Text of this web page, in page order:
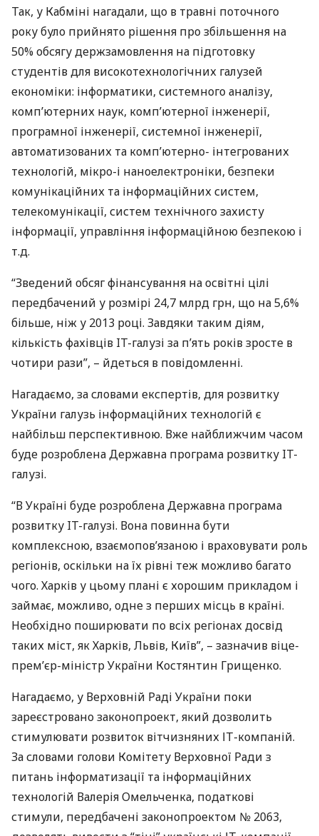
Так, у Кабміні нагадали, що в травні поточного
року було прийнято рішення про збільшення на
50% обсягу держзамовлення на підготовку
студентів для високотехнологічних галузей
економіки: інформатики, системного аналізу,
комп’ютерних наук, комп’ютерної інженерії,
програмної інженерії, системної інженерії,
автоматизованих та комп’ютерно- інтегрованих
технологій, мікро-і наноелектроніки, безпеки
комунікаційних та інформаційних систем,
телекомунікації, систем технічного захисту
інформації, управління інформаційною безпекою і
т.д.
“Зведений обсяг фінансування на освітні цілі
передбачений у розмірі 24,7 млрд грн, що на 5,6%
більше, ніж у 2013 році. Завдяки таким діям,
кількість фахівців IT-галузі за п’ять років зросте в
чотири рази”, – йдеться в повідомленні.
Нагадаємо, за словами експертів, для розвитку
України галузь інформаційних технологій є
найбільш перспективною. Вже найближчим часом
буде розроблена Державна програма розвитку IT-
галузі.
“В Україні буде розроблена Державна програма
розвитку IT-галузі. Вона повинна бути
комплексною, взаємопов’язаною і враховувати роль
регіонів, оскільки на їх рівні теж можливо багато
чого. Харків у цьому плані є хорошим прикладом і
займає, можливо, одне з перших місць в країні.
Необхідно поширювати по всіх регіонах досвід
таких міст, як Харків, Львів, Київ”, – зазначив віце-
прем’єр-міністр України Костянтин Грищенко.
Нагадаємо, у Верховній Раді України поки
зареєстровано законопроект, який дозволить
стимулювати розвиток вітчизняних ІТ-компаній.
За словами голови Комітету Верховної Ради з
питань інформатизації та інформаційних
технологій Валерія Омельченка, податкові
стимули, передбачені законопроектом № 2063,